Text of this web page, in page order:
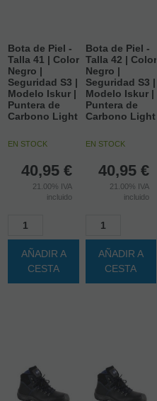
Bota de Piel -
Talla 41 | Color
Negro |
Seguridad S3 |
Modelo Iskur |
Puntera de
Carbono Light
EN STOCK
40,95 €
21.00% IVA
incluido
AÑADIR A
CESTA
Bota de Piel -
Talla 42 | Color
Negro |
Seguridad S3 |
Modelo Iskur |
Puntera de
Carbono Light
EN STOCK
40,95 €
21.00% IVA
incluido
AÑADIR A
CESTA